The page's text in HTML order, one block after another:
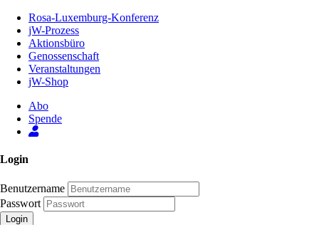
Inhalt
Seite
Rosa-Luxemburg-Konferenz
jW-Prozess
Aktionsbüro
Genossenschaft
Veranstaltungen
jW-Shop
Abo
Spende
Login
Benutzername
Passwort
Login